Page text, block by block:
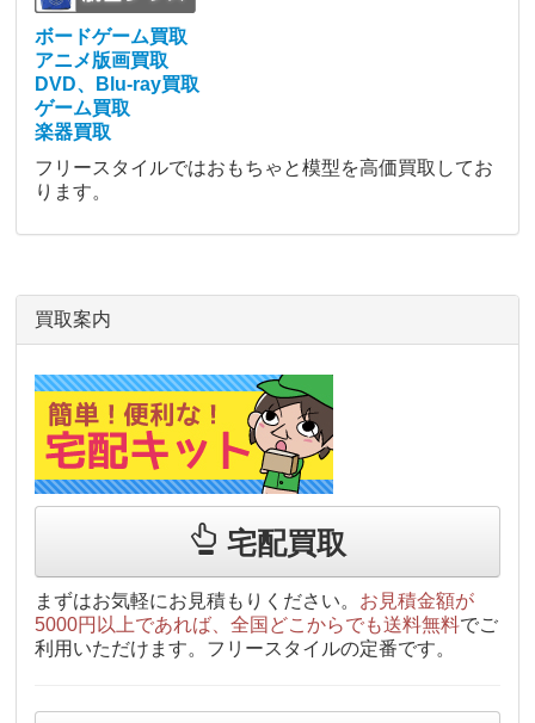
ボードゲーム買取
アニメ版画買取
DVD、Blu-ray買取
ゲーム買取
楽器買取
フリースタイルではおもちゃと模型を高価買取してお
ります。
買取案内
宅配買取
まずはお気軽にお見積もりください。 お見積金額が
5000円以上であれば、全国どこからでも送料無料でご
利用いただけます。フリースタイルの定番です。